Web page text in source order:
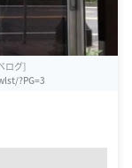
ログ]
?PG=3